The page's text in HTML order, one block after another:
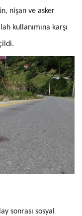
nişan ve asker
kullanımına karşı
sonrası sosyal